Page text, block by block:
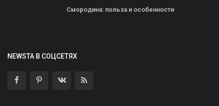
Смородина: польза и особенности
NEWSTA В СОЦСЕТЯХ